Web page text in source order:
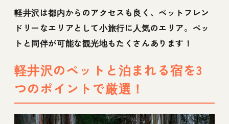
12【軽井沢の犬と泊まれる貸別荘宿】廊の家
13【軽井沢の犬と泊まれる貸別荘宿】軽井沢
貸別荘FURUYA しらかばテラス
14【軽井沢の犬と泊まれる貸別荘宿】Hutte
Gartenland Kaizuka
軽井沢は都内からのアクセスも良く、ペットフレン
ドリーなエリアとして小旅行に人気のエリア。ペッ
トと同伴が可能な観光地もたくさんあります！
軽井沢のペットと泊まれる宿を3
つのポイントで厳選！